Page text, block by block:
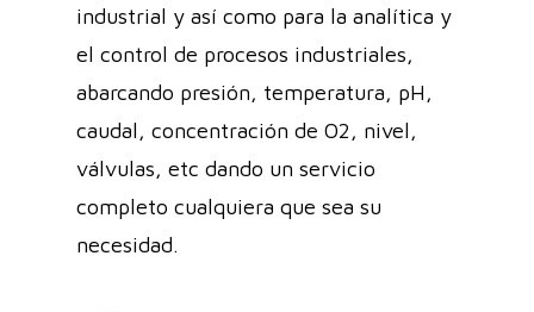
industrial y así como para la analítica y
el control de procesos industriales,
abarcando presión, temperatura, pH,
caudal, concentración de O2, nivel,
válvulas, etc dando un servicio
completo cualquiera que sea su
necesidad.